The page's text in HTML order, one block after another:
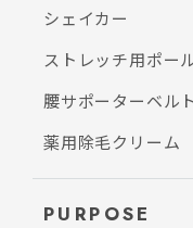
シェイカー
ストレッチ用ポー
腰サポーターベルト
薬用除毛クリーム
PURPOSE